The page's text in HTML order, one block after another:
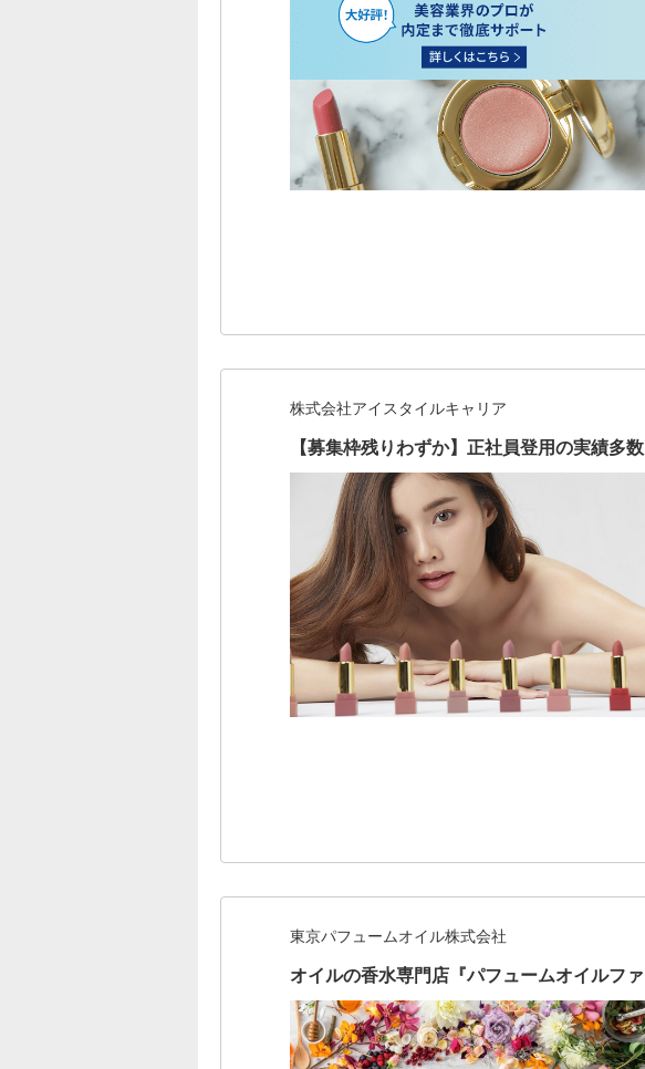
株式会社アイスタイルキャリア
【募集枠残りわずか】正社員登用の実績多
東京パフュームオイル株式会社
オイルの香水専門店『パフュームオイルフ